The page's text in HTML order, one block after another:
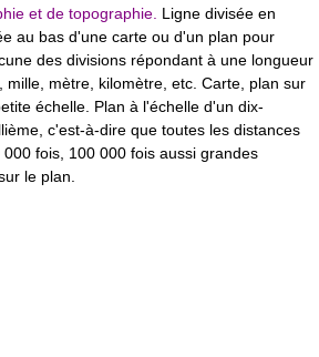
et de topographie. Ligne divisée en
au bas d'une carte ou d'un plan pour
des divisions répondant à une longueur
mille, mètre, kilomètre, etc. Carte, plan sur
échelle. Plan à l'échelle d'un dix-
c'est-à-dire que toutes les distances
fois, 100 000 fois aussi grandes
le plan.